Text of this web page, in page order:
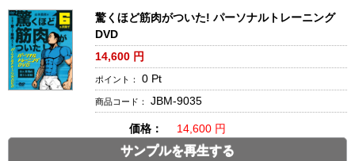
驚くほど筋肉がついた! パーソナルトレーニング
DVD
14,600 円
ポイント： 0 Pt
商品コード： JBM-9035
価格： 14,600 円
サンプルを再生する